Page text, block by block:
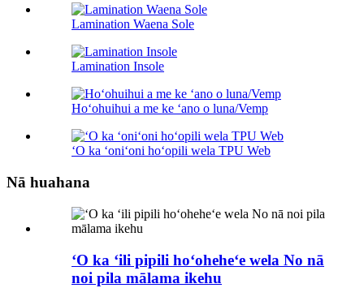
Lamination Waena Sole
Lamination Insole
Hoʻohuihui a me ke ʻano o luna/Vemp
ʻO ka ʻoniʻoni hoʻopili wela TPU Web
Nā huahana
ʻO ka ʻili pipili hoʻoheheʻe wela No nā
noi pila mālama ikehu